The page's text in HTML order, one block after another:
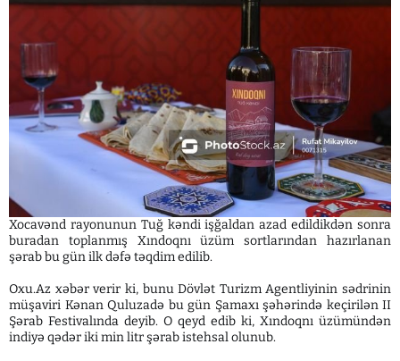
Xocavənd rayonunun Tuğ kəndi işğaldan azad edildikdən sonra
buradan toplanmış Xındoqnı üzüm sortlarından hazırlanan
şərab bu gün ilk dəfə təqdim edilib.
Oxu.Az xəbər verir ki, bunu Dövlət Turizm Agentliyinin sədrinin
müşaviri Kənan Quluzadə bu gün Şamaxı şəhərində keçirilən II
Şərab Festivalında deyib. O qeyd edib ki, Xındoqnı üzümündən
indiyə qədər iki min litr şərab istehsal olunub.